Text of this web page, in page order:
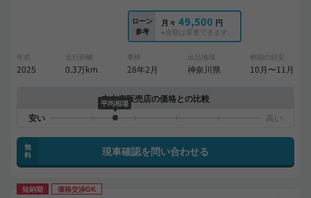
ローン
参考
月々 49,500 円
※金額は変更できます。
年式
2025
走行距離
0.3万km
車検
28年2月
出品地域
神奈川県
納期の目安
10月〜11月
中古車販売店の価格との比較
平均相場
無
料
現車確認を問い合わせる
短納期 価格交渉OK